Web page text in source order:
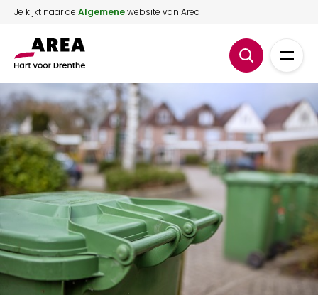
Je kijkt naar de Algemenewebsite van Area